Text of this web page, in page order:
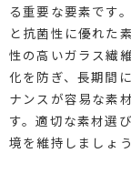
る重要な要素です
と抗菌性に優れた
性の高いガラス繊
化を防ぎ、長期間
ナンスが容易な素
す。適切な素材選
境を維持しましょう